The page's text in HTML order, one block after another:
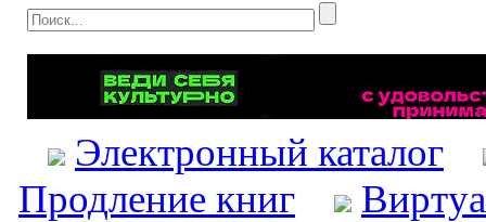
Электронный каталог
Продление книг